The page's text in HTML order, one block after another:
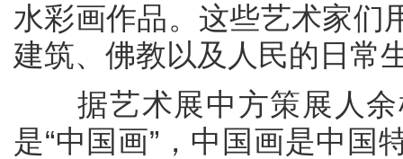
水彩画作品。这些艺术家们
建筑、佛教以及人民的日常
据艺术展中方策展人余
是“中国画”，中国画是中国